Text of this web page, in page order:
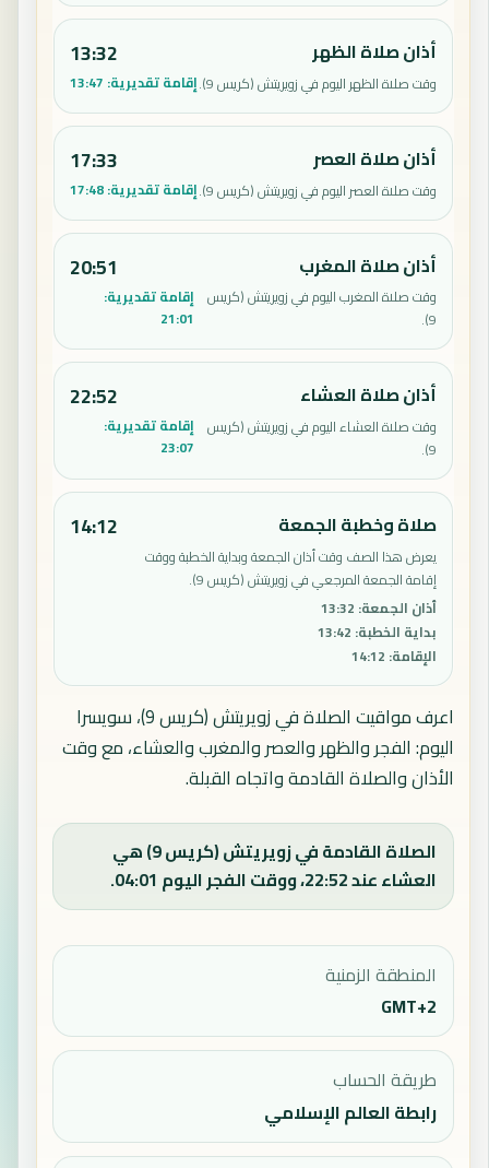
أذان صلاة الظهر
وقت صلاة الظهر اليوم في زويريتش (كريس 9).
13:32
إقامة تقديرية: 13:47
أذان صلاة العصر
وقت صلاة العصر اليوم في زويريتش (كريس 9).
17:33
إقامة تقديرية:17:48
أذان صلاة المغرب
وقت صلاة المغرب اليوم في زويريتش (كريس
9).
20:51
إقامة تقديرية:
21:01
أذان صلاة العشاء
وقت صلاة العشاء اليوم في زويريتش (كريس
9).
22:52
إقامة تقديرية:
23:07
صلاة وخطبة الجمعة
يعرض هذا الصف وقت أذان الجمعة وبداية الخطبة ووقت
إقامة الجمعة المرجعي في زويريتش (كريس 9).
أذان الجمعة:
13:32
بداية الخطبة:
13:42
الإقامة:
14:12
14:12
اعرف مواقيت الصلاة في زويريتش (كريس 9)، سويسرا
اليوم: الفجر والظهر والعصر والمغرب والعشاء، مع وقت
الأذان والصلاة القادمة واتجاه القبلة.
الصلاة القادمة في زويريتش (كريس 9) هي
العشاء عند 22:52، ووقت الفجر اليوم 04:01.
المنطقة الزمنية
GMT+2
طريقة الحساب
رابطة العالم الإسلامي